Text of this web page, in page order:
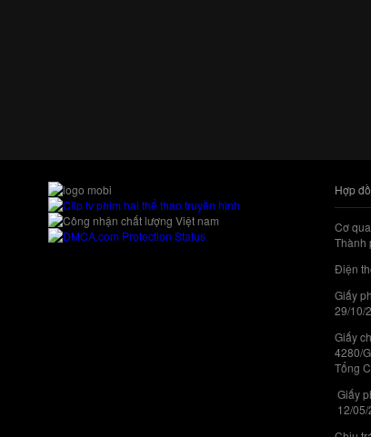
Hợp
Cơ
Thành
Điện
Giấy
29/10/
Giấy
4280/
Tổng
Giấy
12/05/